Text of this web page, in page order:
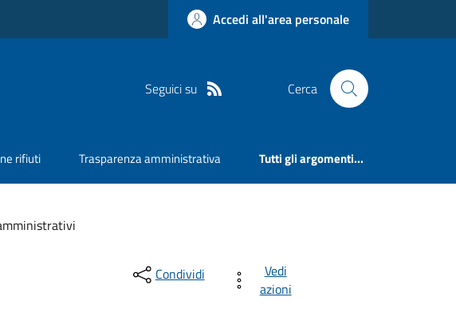
Accedi all'area personale
Seguici su Cerca
rifiuti Trasparenza amministrativa Tutti gli argomenti...
Condividi
Vedi
azioni